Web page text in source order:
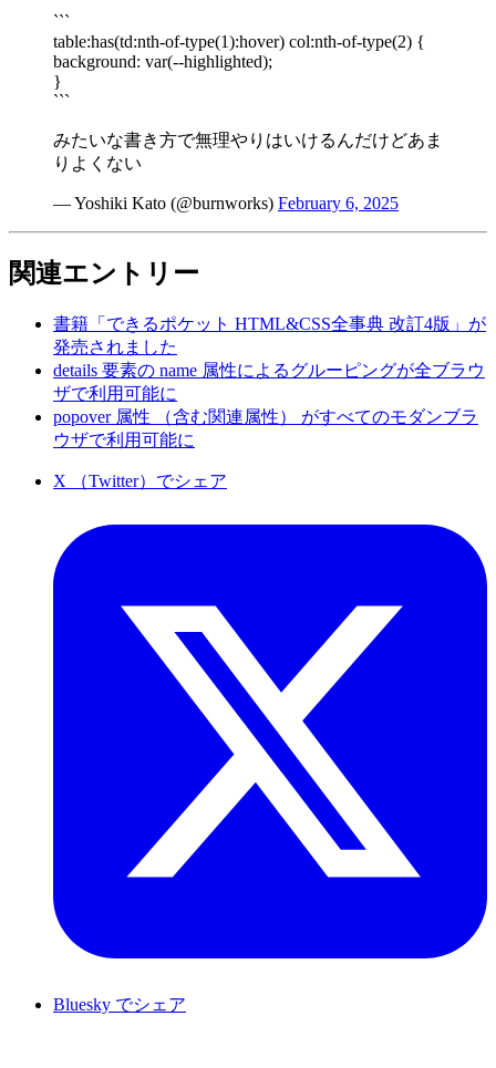
```
table:has(td:nth-of-type(1):hover) col:nth-of-type(2) {
background: var(--highlighted);
}
```
みたいな書き方で無理やりはいけるんだけどあま
りよくない
— Yoshiki Kato (@burnworks) February 6, 2025
関連エントリー
書籍「できるポケット HTML&CSS全事典 改訂4版」が
発売されました
details 要素の name 属性によるグルーピングが全ブラウ
ザで利用可能に
popover 属性 （含む関連属性） がすべてのモダンブラ
ウザで利用可能に
X （Twitter）でシェア
Bluesky でシェア